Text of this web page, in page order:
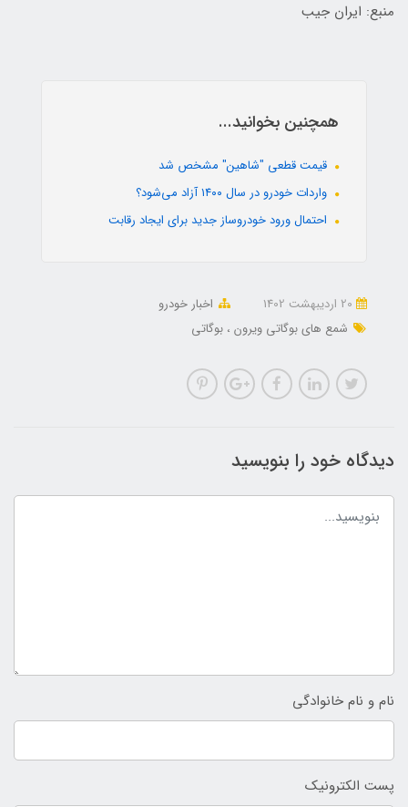
منبع: ایران جیب
همچنین بخوانید...
قیمت قطعی "شاهین" مشخص شد
واردات خودرو در سال ۱۴۰۰ آزاد می‌شود؟
احتمال ورود خودروساز جدید برای ایجاد رقابت
اخبار خودرو
شمع های بوگاتی ویرون بوگاتی
دیدگاه خود را بنویسید
نام و نام خانوادگی
پست الکترونیک